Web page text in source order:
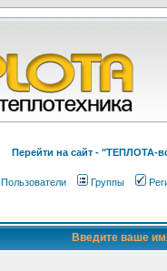
Перейти на cайт -
Пользователи Группы
Введите ваше